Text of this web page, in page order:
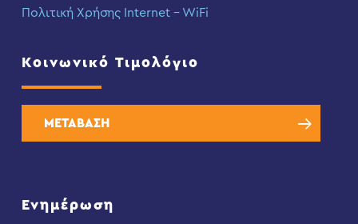
Πολιτική Χρήσης Internet – WiFi
Κοινωνικό Τιμολόγιο
ΜΕΤΑΒΑΣΗ
Ενημέρωση